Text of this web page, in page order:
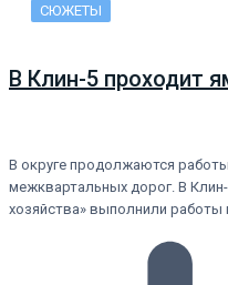
СЮЖЕТЫ
В Клин-5 проходит
В округе продолжаются
межквартальных дорог. В
хозяйства» выполнили работы